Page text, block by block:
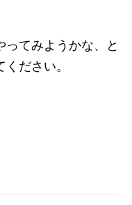
てみようかな、と
ださい。